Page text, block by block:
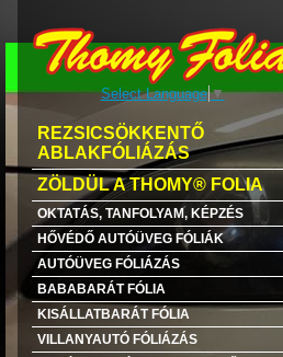
Select Language ▼
REZSICSÖKKENTŐ
ABLAKFÓLIÁZÁS
ZÖLDÜL A THOMY® FOLIA
OKTATÁS, TANFOLYAM, KÉPZÉS
HŐVÉDŐ AUTÓÜVEG FÓLIÁK
AUTÓÜVEG FÓLIÁZÁS
BABABARÁT FÓLIA
KISÁLLATBARÁT FÓLIA
VILLANYAUTÓ FÓLIÁZÁS